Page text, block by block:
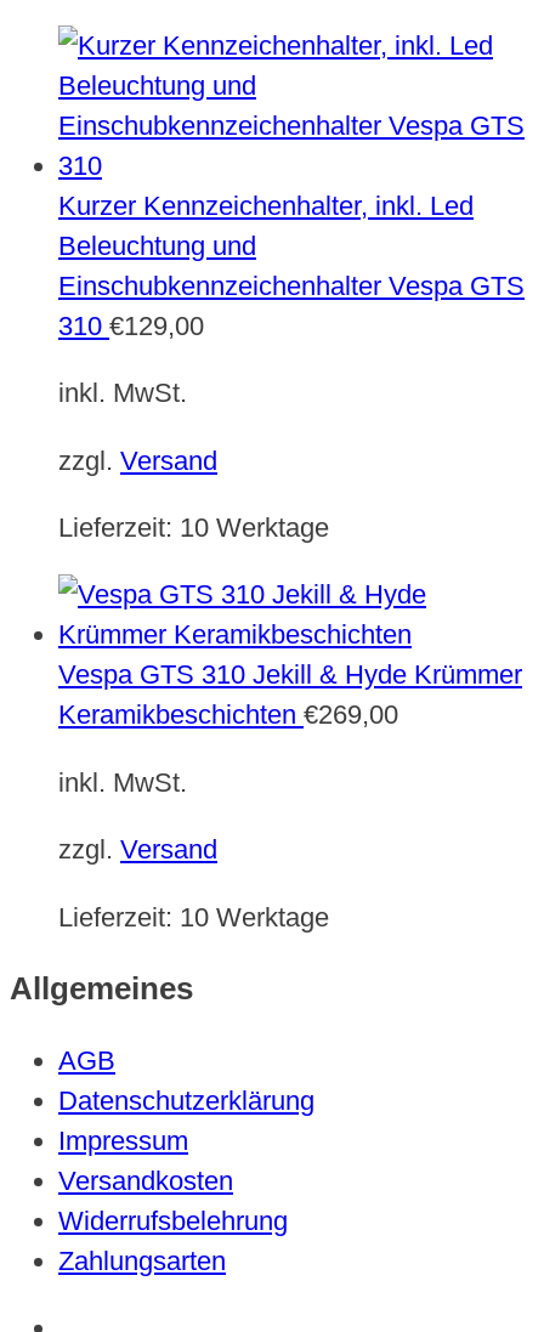
Kurzer Kennzeichenhalter, inkl. Led
Beleuchtung und
Einschubkennzeichenhalter Vespa GTS
310 €129,00
inkl. MwSt.
zzgl. Versand
Lieferzeit: 10 Werktage
Vespa GTS 310 Jekill & Hyde Krümmer
Keramikbeschichten €269,00
inkl. MwSt.
zzgl. Versand
Lieferzeit: 10 Werktage
Allgemeines
AGB
Datenschutzerklärung
Impressum
Versandkosten
Widerrufsbelehrung
Zahlungsarten